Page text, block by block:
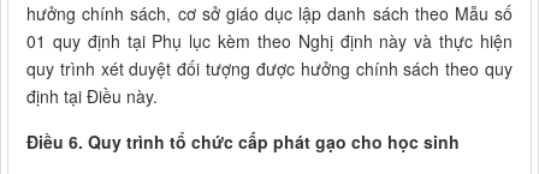
hưởng chính sách, cơ sở giáo dục lập danh sách theo Mẫu số
01 quy định tại Phụ lục kèm theo Nghị định này và thực hiện
quy trình xét duyệt đối tượng được hưởng chính sách theo quy
định tại Điều này.
Điều 6. Quy trình tổ chức cấp phát gạo cho học sinh